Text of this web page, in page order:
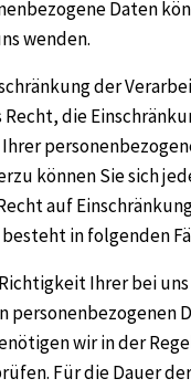
Daten
wenden.
der
Recht, die
können Sie sich
auf
in folgenden
Ihrer bei uns
personenbezogenen
wir in der
Für die Dauer